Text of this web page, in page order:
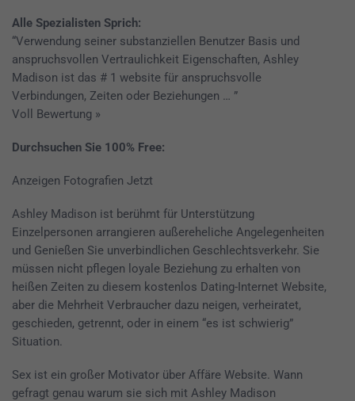
Alle Spezialisten Sprich:
“Verwendung seiner substanziellen Benutzer Basis und
anspruchsvollen Vertraulichkeit Eigenschaften, Ashley
Madison ist das # 1 website für anspruchsvolle
Verbindungen, Zeiten oder Beziehungen … ”
Voll Bewertung »
Durchsuchen Sie 100% Free:
Anzeigen Fotografien Jetzt
Ashley Madison ist berühmt für Unterstützung
Einzelpersonen arrangieren außereheliche Angelegenheiten
und Genießen Sie unverbindlichen Geschlechtsverkehr. Sie
müssen nicht pflegen loyale Beziehung zu erhalten von
heißen Zeiten zu diesem kostenlos Dating-Internet Website,
aber die Mehrheit Verbraucher dazu neigen, verheiratet,
geschieden, getrennt, oder in einem “es ist schwierig”
Situation.
Sex ist ein großer Motivator über Affäre Website. Wann
gefragt genau warum sie sich mit Ashley Madison